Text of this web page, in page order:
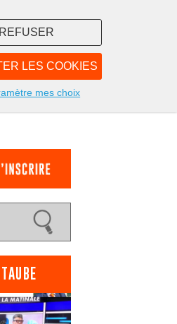
LES COOKIES
REFUSER
mes choix
NOUS